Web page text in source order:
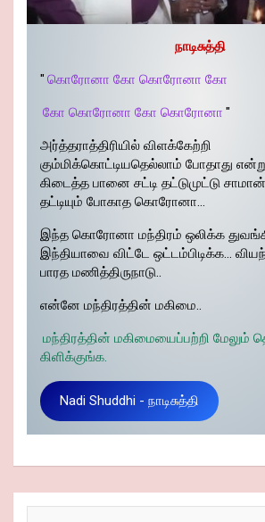
நாடிசுத்தி
" கொரோனா கோ கொரோனா கோ
கோ கொரோனா கோ கொரோனா "
அர்த்தராத்திரியில் விளக்கேற்றி
கும்மிக்கொட்டியதெல்லாம் போதாது
கிடைத்த பானை சட்டி தட்டுமுட்டு
தட்டியும் போகாத கொரோனா…
இந்த கொரோனா மந்திரம் ஒலிக்க
இந்தியாவை விட்டே ஒட்டம்பிடிக்க…
பாரத மணித்திருநாடு..
என்னே மந்திரத்தின் மகிமை..
மந்திரத்தின் மகிமையைப்பற்றி மேலும்
கிளிக்குங்க.
Nadi Shuddhi - நாடிசுத்தி